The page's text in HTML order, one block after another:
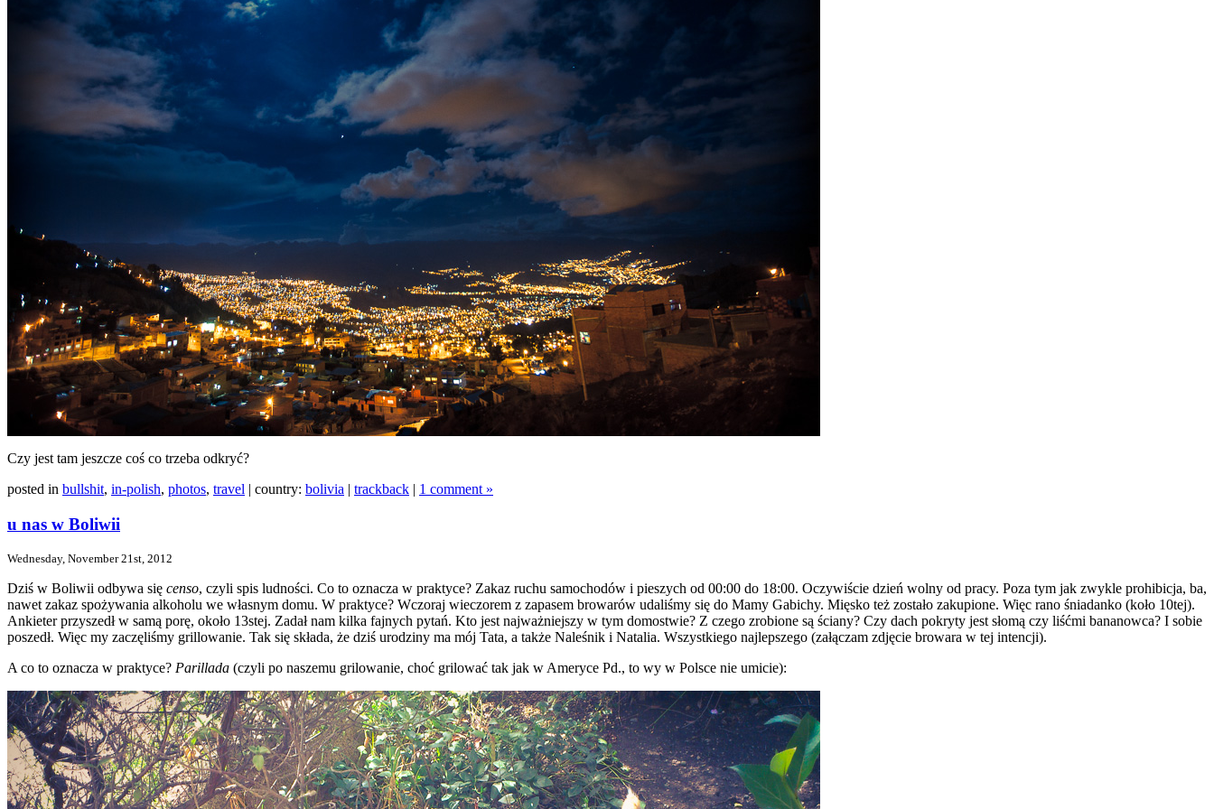
Czy jest tam jeszcze coś co trzeba odkryć?
posted in bullshit, in-polish, photos, travel | country: bolivia | trackback | 1 comment »
u nas w Boliwii
Wednesday, November 21st, 2012
Dziś w Boliwii odbywa się censo, czyli spis ludności. Co to oznacza w praktyce? Zakaz ruchu samochodów i pieszych od 00:00 do 18:00. Oczywiście dzień wolny od pracy. Poza tym jak zwykle prohibicja, ba,
nawet zakaz spożywania alkoholu we własnym domu. W praktyce? Wczoraj wieczorem z zapasem browarów udaliśmy się do Mamy Gabichy. Mięsko też zostało zakupione. Więc rano śniadanko (koło 10tej).
Ankieter przyszedł w samą porę, około 13stej. Zadał nam kilka fajnych pytań. Kto jest najważniejszy w tym domostwie? Z czego zrobione są ściany? Czy dach pokryty jest słomą czy liśćmi bananowca? I sobie
poszedł. Więc my zaczęliśmy grillowanie. Tak się składa, że dziś urodziny ma mój Tata, a także Naleśnik i Natalia. Wszystkiego najlepszego (załączam zdjęcie browara w tej intencji).
A co to oznacza w praktyce? Parillada (czyli po naszemu grilowanie, choć grilować tak jak w Ameryce Pd., to wy w Polsce nie umicie):